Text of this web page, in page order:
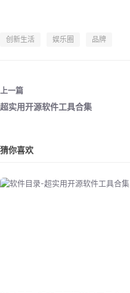
创新生活 娱乐圈 品牌
上一篇
超实用开源软件工具合集
猜你喜欢